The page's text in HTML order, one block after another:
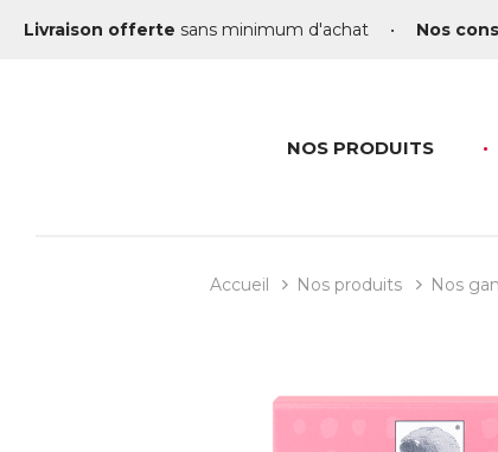
Livraison offerte sans minimum d'achat • Nos
NOS PRODUITS
Accueil Nos produits Nos